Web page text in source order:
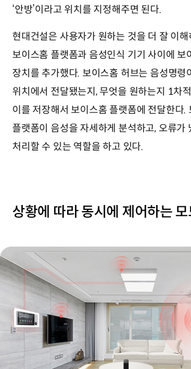
‘안방’이라고 위치를 지정해주면 된다.
현대건설은 사용자가 원하는 것을 더 잘 이해
보이스홈 플랫폼과 음성인식 기기 사이에 보
장치를 추가했다. 보이스홈 허브는 음성명령
위치에서 전달됐는지, 무엇을 원하는지 1차
이를 저장해서 보이스홈 플랫폼에 전달한다.
플랫폼이 음성을 자세하게 분석하고, 오류가
처리할 수 있는 역할을 하고 있다.
상황에 따라 동시에 제어하는